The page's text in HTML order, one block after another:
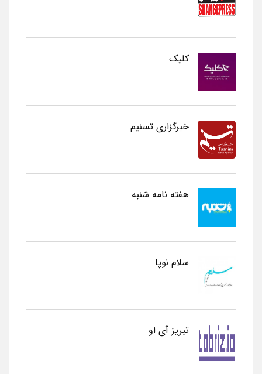
کلیک
خبرگزاری تسنیم
هفته نامه شنبه
سلام نوپا
تبریز آی او